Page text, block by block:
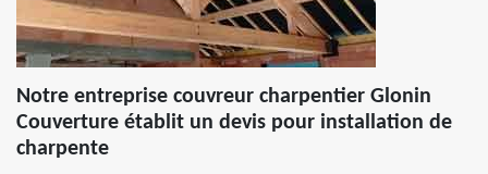
Notre entreprise couvreur charpentier Glonin
Couverture établit un devis pour installation de
charpente